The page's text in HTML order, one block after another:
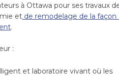
à Ottawa pour ses travaux
et de remodelage de la façon
.
:
et laboratoire vivant où les